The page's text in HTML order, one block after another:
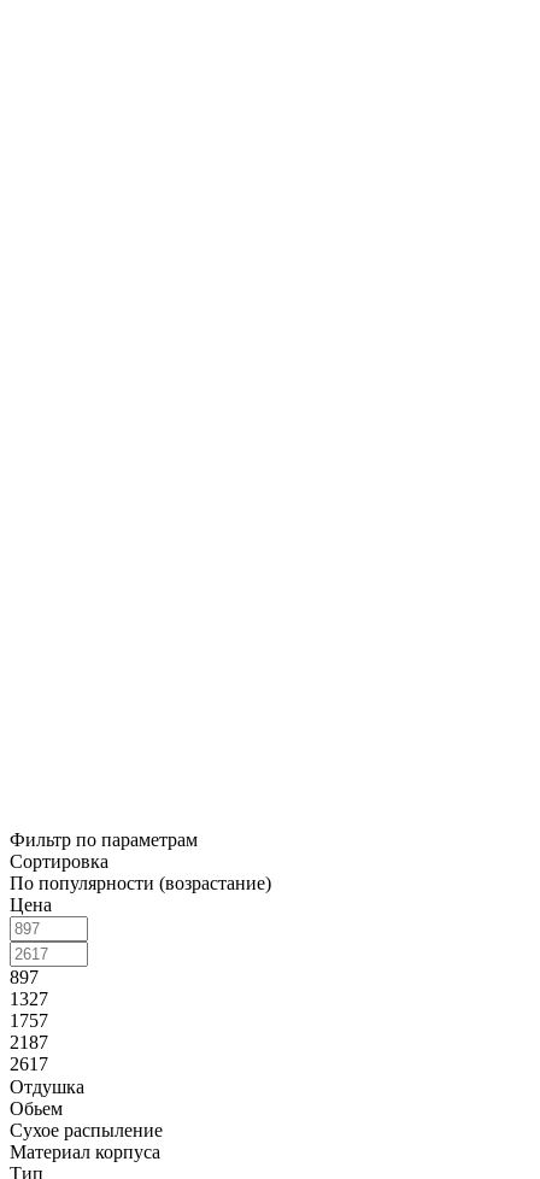
Фильтр по параметрам
Сортировка
По популярности (возрастание)
Цена
897
1327
1757
2187
2617
Отдушка
Обьем
Сухое распыление
Материал корпуса
Тип